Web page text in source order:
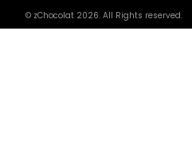
© zChocolat 2026. All Rights reserved.